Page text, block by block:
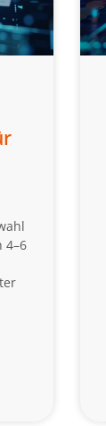
4–6